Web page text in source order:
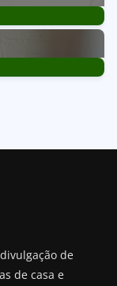
de
de casa e